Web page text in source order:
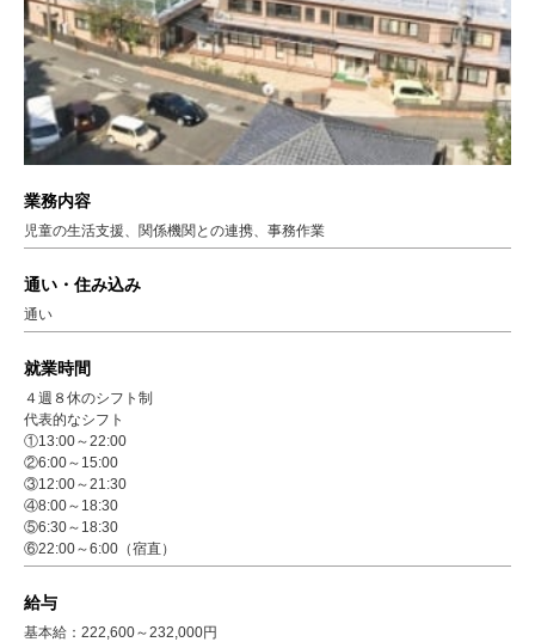
業務内容
児童の生活支援、関係機関との連携、事務作業
通い・住み込み
通い
就業時間
４週８休のシフト制
代表的なシフト
①13:00～22:00
②6:00～15:00
③12:00～21:30
④8:00～18:30
⑤6:30～18:30
⑥22:00～6:00（宿直）
給与
基本給：222,600～232,000円